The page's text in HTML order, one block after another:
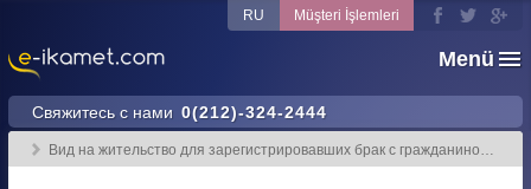
Menü
Свяжитесь с нами 0(212)-324-2444
RU Müşteri İşlemleri
Вид на жительство для зарегистрировавших брак с гражданином Турции